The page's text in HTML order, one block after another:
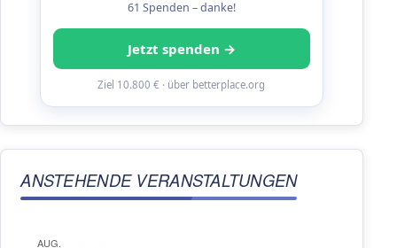
61 Spenden – danke!
Jetzt spenden →
Ziel 10.800 € · über betterplace.org
ANSTEHENDE VERANSTALTUNGEN
AUG.